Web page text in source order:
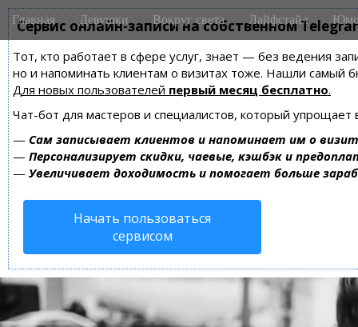
Сервис онлайн-записи на собственном
Тот, кто работает в сфере услуг, знает — без ведения
но и напоминать клиентам о визитах тоже. Нашли самый
Для новых пользователей первый месяц бесплатно.
Чат-бот для мастеров и специалистов, который упрощает
— Сам записывает клиентов и напоминает им о
— Персонализирует скидки, чаевые, кэшбэк и
— Увеличивает доходимость и помогает больше
Начать пользоваться
сервисом
M
a
n
m
e
n
u
i
Главная Девушки Вокруг света Лайфстайл